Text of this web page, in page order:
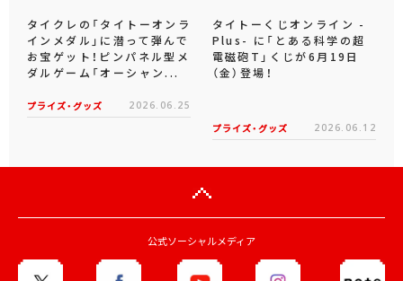
タイクレの「タイトーオンラ
インメダル」に潜って弾んで
お宝ゲット！ピンパネル型メ
ダルゲーム「オーシャン...
プライズ・グッズ 2026.06.25
タイトーくじオンライン -
Plus- に「とある科学の超
電磁砲T」くじが6月19日
（金）登場！
プライズ・グッズ 2026.06.12
公式ソーシャルメディア